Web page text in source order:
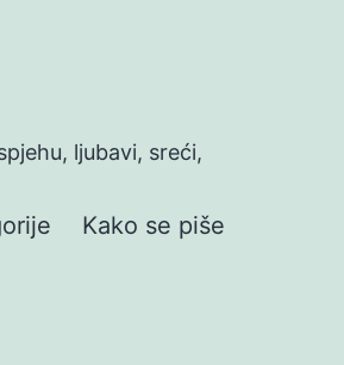
ljubavi, sreći,
Kako se piše